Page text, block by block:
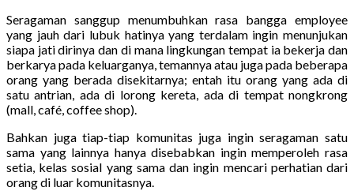
Seragaman sanggup menumbuhkan rasa bangga employee
yang jauh dari lubuk hatinya yang terdalam ingin menunjukan
siapa jati dirinya dan di mana lingkungan tempat ia bekerja dan
berkarya pada keluarganya, temannya atau juga pada beberapa
orang yang berada disekitarnya; entah itu orang yang ada di
satu antrian, ada di lorong kereta, ada di tempat nongkrong
(mall, café, coffee shop).
Bahkan juga tiap-tiap komunitas juga ingin seragaman satu
sama yang lainnya hanya disebabkan ingin memperoleh rasa
setia, kelas sosial yang sama dan ingin mencari perhatian dari
orang di luar komunitasnya.